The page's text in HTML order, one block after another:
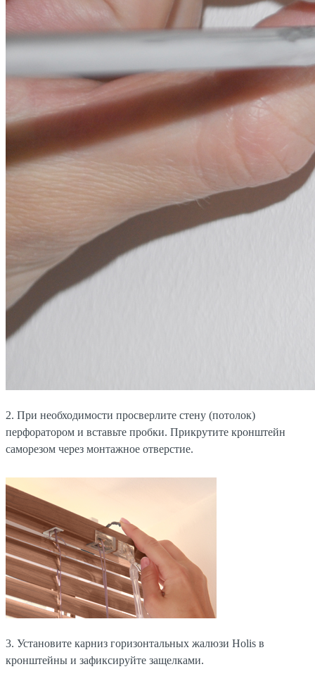
2. При необходимости просверлите стену (потолок)
перфоратором и вставьте пробки. Прикрутите кронштейн
саморезом через монтажное отверстие.
3. Установите карниз горизонтальных жалюзи Holis в
кронштейны и зафиксируйте защелками.